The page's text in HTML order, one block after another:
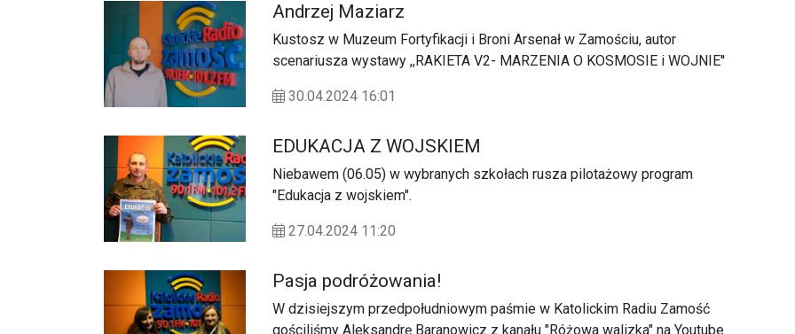
Andrzej Maziarz
Kustosz w Muzeum Fortyfikacji i Broni Arsenał w Zamościu, autor
scenariusza wystawy ,,RAKIETA V2- MARZENIA O KOSMOSIE i WOJNIE''
30.04.2024 16:01
EDUKACJA Z WOJSKIEM
Niebawem (06.05) w wybranych szkołach rusza pilotażowy program
"Edukacja z wojskiem".
27.04.2024 11:20
Pasja podróżowania!
W dzisiejszym przedpołudniowym paśmie w Katolickim Radiu Zamość
gościliśmy Aleksandrę Baranowicz z kanału "Różowa walizka" na Youtube.